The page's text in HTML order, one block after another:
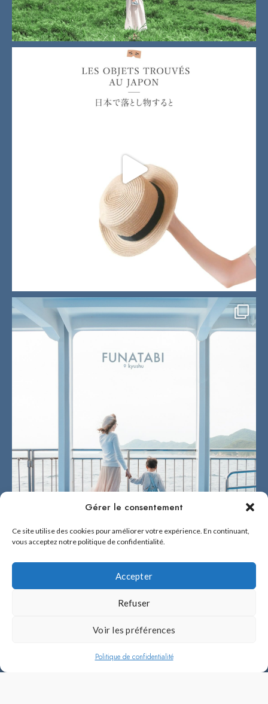
Gérer le consentement
Ce site utilise des cookies pour améliorer votre expérience. En continuant,
vous acceptez notre politique de confidentialité.
Accepter
Refuser
Voir les préférences
Politique de confidentialité
Béné no Fukuoka ! est fière d'être la référence en français sur Fukuoka et